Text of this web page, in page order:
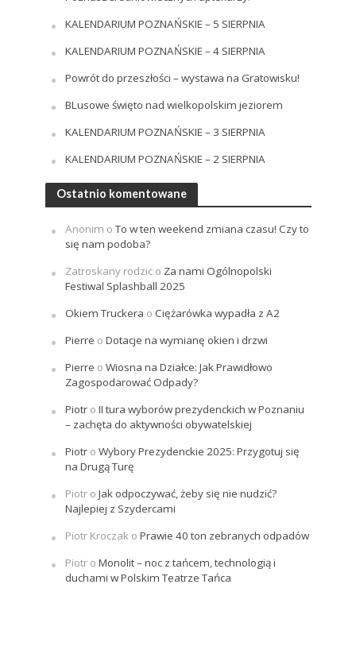
KALENDARIUM POZNAŃSKIE – 5 SIERPNIA
KALENDARIUM POZNAŃSKIE – 4 SIERPNIA
Powrót do przeszłości – wystawa na Gratowisku!
BLusowe święto nad wielkopolskim jeziorem
KALENDARIUM POZNAŃSKIE – 3 SIERPNIA
KALENDARIUM POZNAŃSKIE – 2 SIERPNIA
Ostatnio komentowane
Anonim oTo w ten weekend zmiana czasu! Czy to
się nam podoba?
Zatroskany rodzico Za nami Ogólnopolski
Festiwal Splashball 2025
Okiem Truckera o Ciężarówka wypadła z A2
Pierre o Dotacje na wymianę okien i drzwi
Pierre o Wiosna na Działce: Jak Prawidłowo
Zagospodarować Odpady?
Piotro II tura wyborów prezydenckich w Poznaniu
– zachęta do aktywności obywatelskiej
Piotro Wybory Prezydenckie 2025: Przygotuj się
na Drugą Turę
Piotro Jak odpoczywać, żeby się nie nudzić?
Najlepiej z Szydercami
Piotr Kroczako Prawie 40 ton zebranych odpadów
Piotro Monolit – noc z tańcem, technologią i
duchami w Polskim Teatrze Tańca